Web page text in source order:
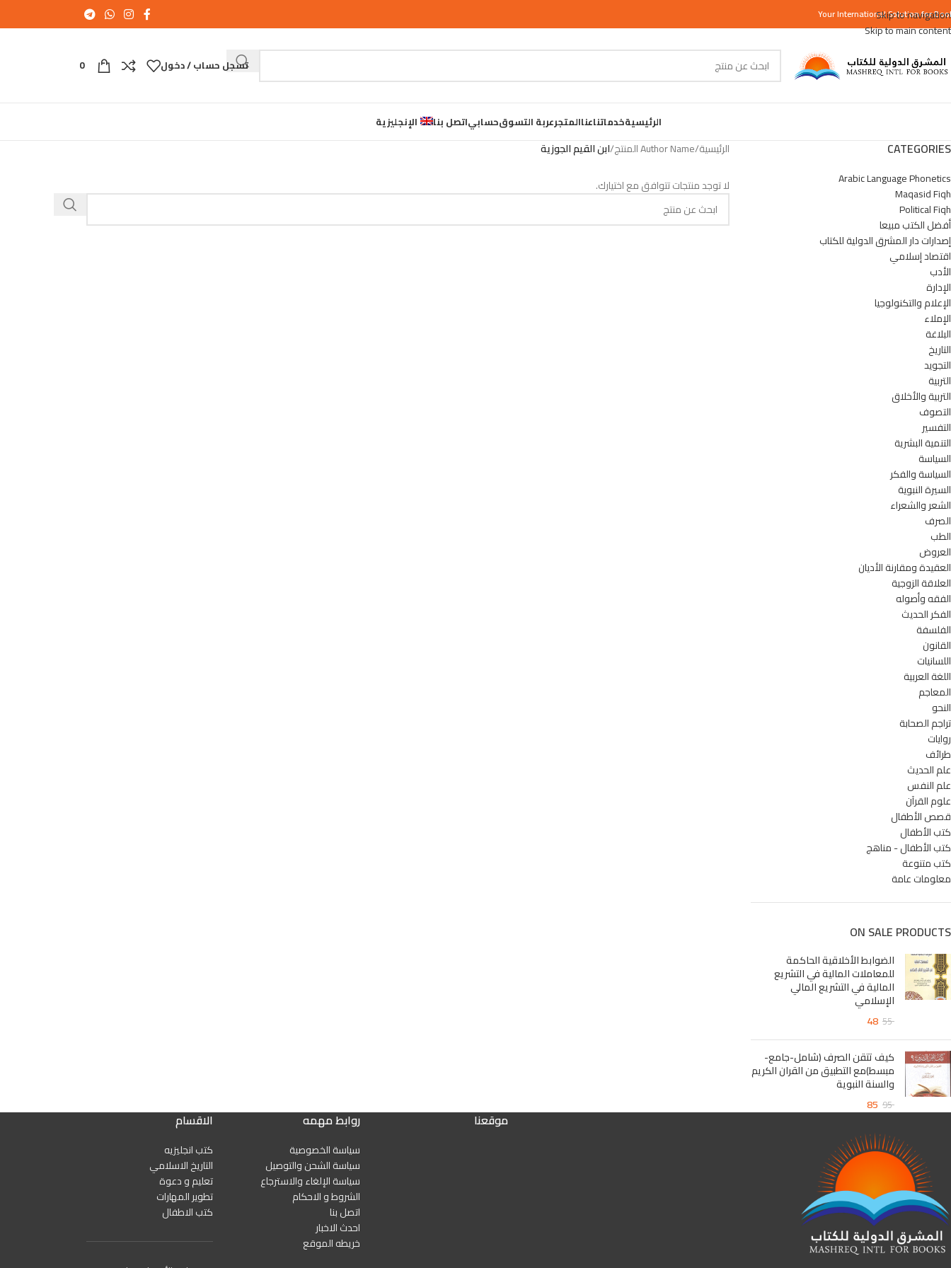
Skip to navigation
Skip to main content
YourInternationalSolution for
تسجل حساب / دخول 0
الرئيسيةخدماتناعناالمتجرعربة التسوقحسابياتصل بنا الإنجليزية
CATEGORIES
Arabic Language Phonetics
Maqasid Fiqh
Political Fiqh
أفضل الكتب مبيعا
إصدارات دار المشرق الدولية للكتاب
اقتصاد إسلامي
الأدب
الإدارة
الإعلام والتكنولوجيا
الإملاء
البلاغة
التاريخ
التجويد
التربية
التربية والأخلاق
التصوف
التفسير
التنمية البشرية
السياسة
السياسة والفكر
السيرة النبوية
الشعر والشعراء
الصرف
الطب
العروض
العقيدة ومقارنة الأديان
العلاقة الزوجية
الفقه وأصوله
الفكر الحديث
الفلسفة
القانون
اللسانيات
اللغة العربية
المعاجم
النحو
تراجم الصحابة
روايات
طرائف
علم الحديث
علم النفس
علوم القرآن
قصص الأطفال
كتب الأطفال
كتب الأطفال - مناهج
كتب متنوعة
معلومات عامة
ON SALE PRODUCTS
الضوابط الأخلاقية الحاكمة
للمعاملات المالية في التشريع
المالية في التشريع المالي
الإسلامي
55
48
كيف تتقن الصرف (شامل-جامع-
مبسط)مع التطبيق من القران الكريم
والسنة النبوية
95
85
الرئيسية/Author Name المنتج /ابن القيم الجوزية
لا توجد منتجات تتوافق مع اختيارك.
موقعنا روابط مهمه
سياسة الخصوصية
سياسة الشحن والتوصيل
سياسة الإلغاء والاسترجاع
الشروط و الاحكام
اتصل بنا
احدث الاخبار
خريطه الموقع
الاقسام
كتب انجليزيه
التاريخ الاسلامي
تعليم و دعوة
تطوير المهارات
كتب الاطفال